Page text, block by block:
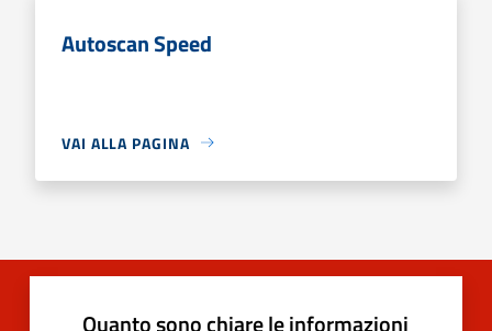
Autoscan Speed
VAI ALLA PAGINA
Quanto sono chiare le informazioni